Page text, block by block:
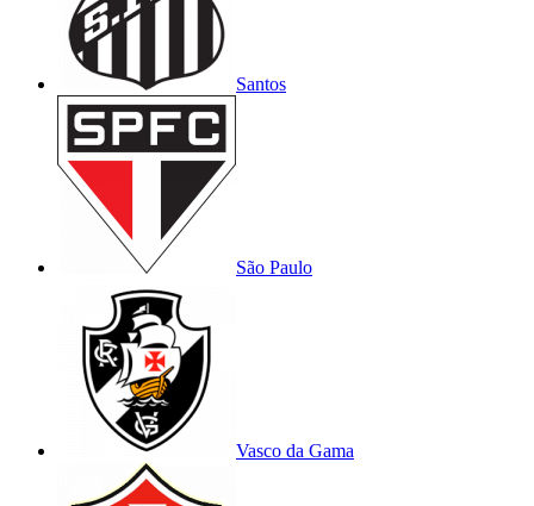
Santos
São Paulo
Vasco da Gama